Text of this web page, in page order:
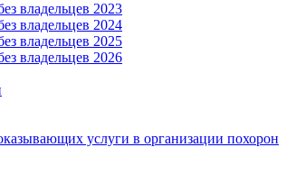
владельцев 2023
владельцев 2024
владельцев 2025
владельцев 2026
услуги в организации похорон